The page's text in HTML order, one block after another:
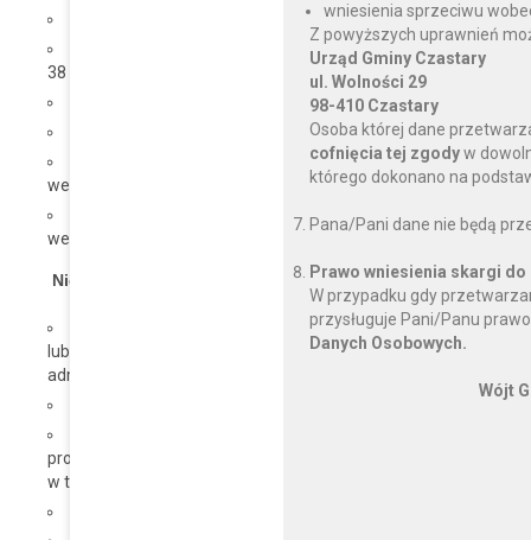
porady świadczone w Lututowie w środy w godzinach 8:00
porady świadczone w Galewicach w poniedziałki w
38 604
porady świadczone w Sokolnikach we wtorki w godzinach
porady świadczone w Bolesławcu w środy w godzinach
porady świadczone w Łubnicach w czwartek w godzinach
wew. 39
porady świadczone w Czastarach w piątek w godzinach
wew. 27
Nieodpłatna pomoc prawna polega na:
poinformowaniu osoby uprawnionej o obowiązującym
lub spoczywających na niej obowiązkach, w tym, w związku z
administracyjnym, sądowym lub sądowo-administracyjnym,
wskazaniu osobie uprawnionej sposobu rozwiązania
procesowych w toczącym się postępowaniu przygotowawczym
w toczącym się postępowaniu sądowo-administracyjnym,
wniesienia sprzeciwu
Z powyższych uprawnień
Urząd Gminy Czastary
ul. Wolności 29
98-410 Czastary
Osoba której dane
cofnięcia tej zgodyw
którego dokonano na
Pana/Pani dane nie będą
Prawo wniesienia skargi
W przypadku gdy
przysługuje Pani/Panu
Danych Osobowych.
Wójt